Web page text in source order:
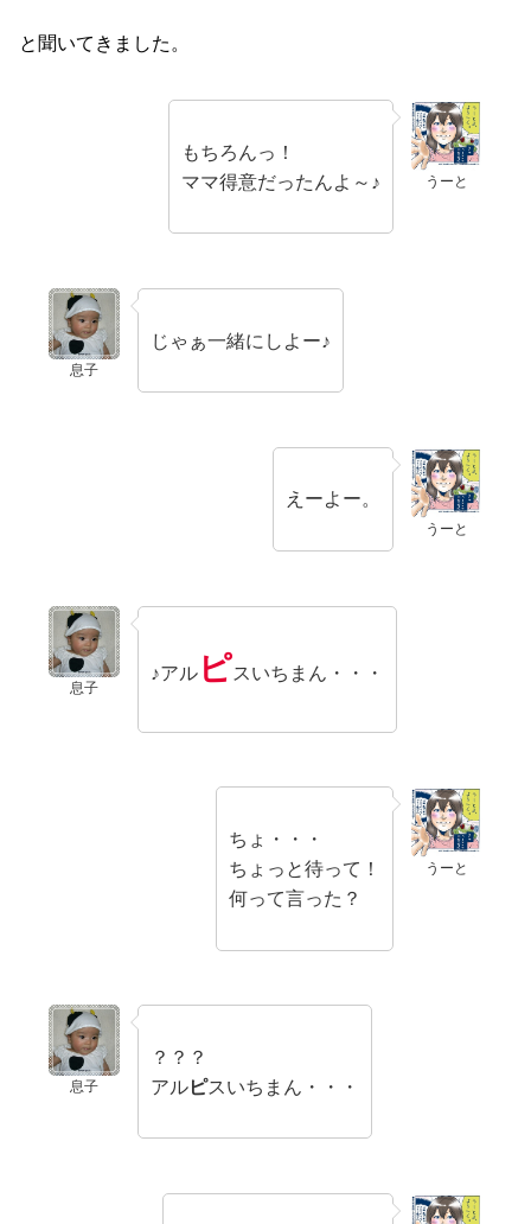
と聞いてきました。
うーと
もちろんっ！
ママ得意だったんよ～♪
息子
じゃぁ一緒にしよー♪
うーと
えーよー。
息子
♪アル ピスいちまん・・・
うーと
ちょ・・・
ちょっと待って！
何って言った？
息子
？？？
アルピスいちまん・・・